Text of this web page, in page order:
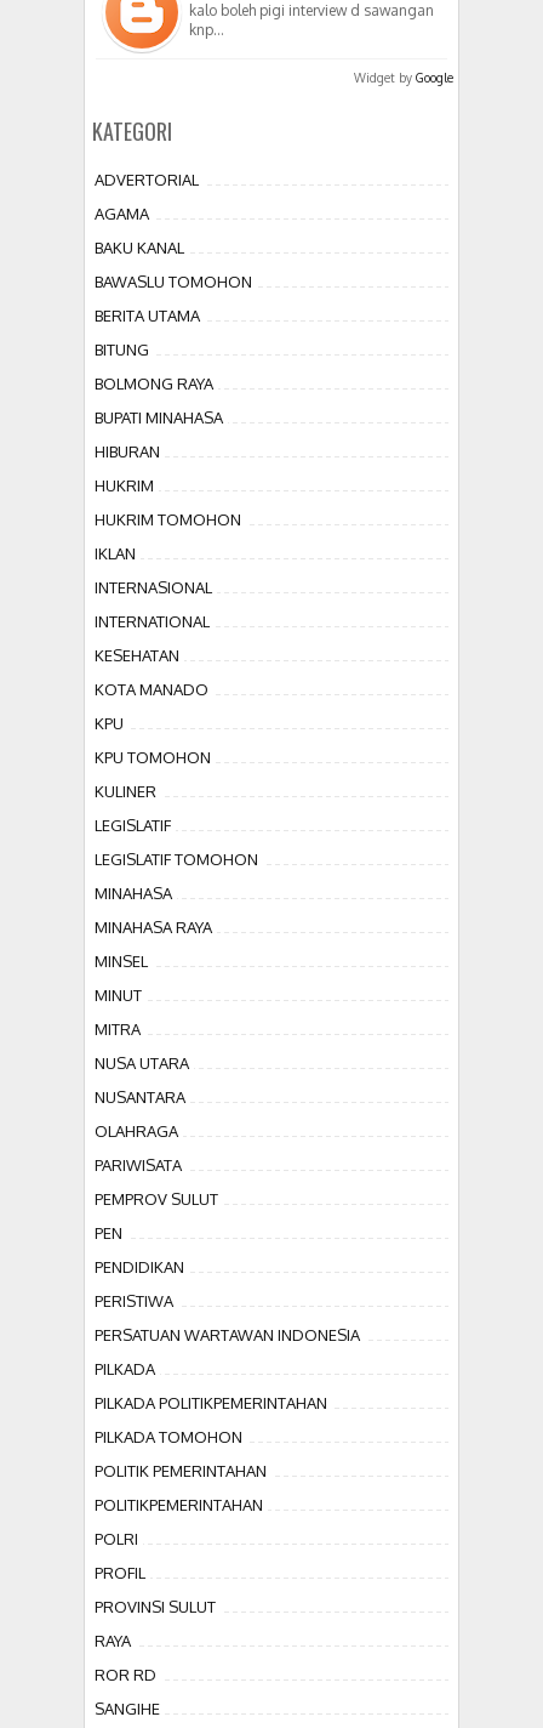
kalo boleh pigi interview d sawangan
knp…
Widget by Google
KATEGORI
ADVERTORIAL
AGAMA
BAKU KANAL
BAWASLU TOMOHON
BERITA UTAMA
BITUNG
BOLMONG RAYA
BUPATI MINAHASA
HIBURAN
HUKRIM
HUKRIM TOMOHON
IKLAN
INTERNASIONAL
INTERNATIONAL
KESEHATAN
KOTA MANADO
KPU
KPU TOMOHON
KULINER
LEGISLATIF
LEGISLATIF TOMOHON
MINAHASA
MINAHASA RAYA
MINSEL
MINUT
MITRA
NUSA UTARA
NUSANTARA
OLAHRAGA
PARIWISATA
PEMPROV SULUT
PEN
PENDIDIKAN
PERISTIWA
PERSATUAN WARTAWAN INDONESIA
PILKADA
PILKADA POLITIKPEMERINTAHAN
PILKADA TOMOHON
POLITIK PEMERINTAHAN
POLITIKPEMERINTAHAN
POLRI
PROFIL
PROVINSI SULUT
RAYA
ROR RD
SANGIHE